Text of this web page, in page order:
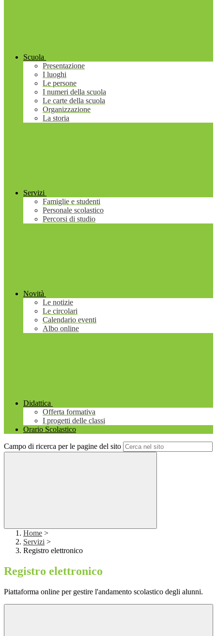
Scuola
Presentazione
I luoghi
Le persone
I numeri della scuola
Le carte della scuola
Organizzazione
La storia
Servizi
Famiglie e studenti
Personale scolastico
Percorsi di studio
Novità
Le notizie
Le circolari
Calendario eventi
Albo online
Didattica
Offerta formativa
I progetti delle classi
Orario Scolastico
Campo di ricerca per le pagine del sito
Home >
Servizi >
Registro elettronico
Registro elettronico
Piattaforma online per gestire l'andamento scolastico degli alunni.